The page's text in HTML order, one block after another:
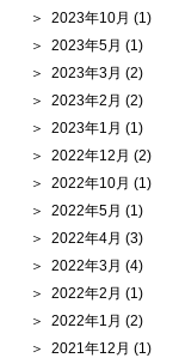
2023年10月(1)
2023年5月(1)
2023年3月(2)
2023年2月(2)
2023年1月(1)
2022年12月(2)
2022年10月(1)
2022年5月(1)
2022年4月(3)
2022年3月(4)
2022年2月(1)
2022年1月(2)
2021年12月(1)